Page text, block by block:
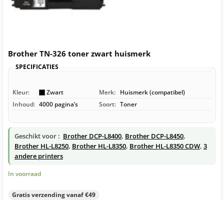
Brother TN-326 toner zwart huismerk
SPECIFICATIES
Kleur: Zwart Merk: Huismerk (compatibel)
Inhoud: 4000 pagina’s Soort: Toner
Geschikt voor : Brother DCP-L8400, Brother DCP-L8450,
Brother HL-L8250, Brother HL-L8350, Brother HL-L8350 CDW, 3
andere printers
In voorraad
Gratis verzending vanaf €49